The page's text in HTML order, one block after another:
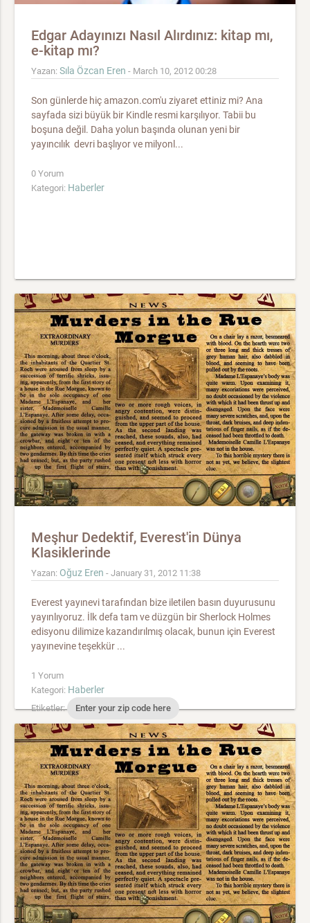
Edgar Adayınızı Nasıl Alırdınız: kitap mı,
e-kitap mı?
Yazan: Sıla Özcan Eren - March 10, 2012 00:28
Son günlerde hiç amazon.com'u ziyaret ettiniz mi? Ana
sayfada sizi büyük bir Kindle resmi karşılıyor. Tabii bu
boşuna değil. Daha yolun başında olunan yeni bir
yayıncılık devri başlıyor ve milyonl...
0 Yorum
Kategori: Haberler
Meşhur Dedektif, Everest'in Dünya
Klasiklerinde
Yazan: Oğuz Eren - January 31, 2012 11:38
Everest yayınevi tarafından bize iletilen basın duyurusunu
yayınlıyoruz. İlk defa tam ve düzgün bir Sherlock Holmes
edisyonu dilimize kazandırılmış olacak, bunun için Everest
yayınevine teşekkür ...
1 Yorum
Kategori: Haberler
Etiketler: Enter your zip code here